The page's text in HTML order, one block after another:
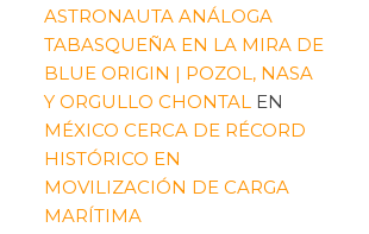
ASTRONAUTA ANÁLOGA
TABASQUEÑA EN LA MIRA DE
BLUE ORIGIN | POZOL, NASA
Y ORGULLO CHONTAL EN
MÉXICO CERCA DE RÉCORD
HISTÓRICO EN
MOVILIZACIÓN DE CARGA
MARÍTIMA